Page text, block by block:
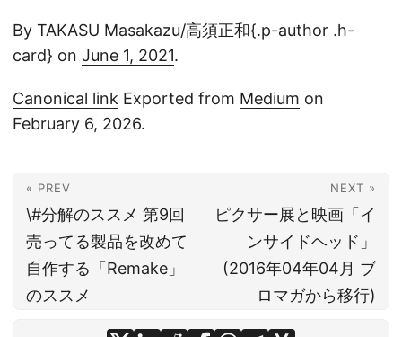
By TAKASU Masakazu/高須正和{.p-author .h-
card} on June 1, 2021.
Canonical link Exported from Medium on
February 6, 2026.
« PREV
\#分解のススメ 第9回
売ってる製品を改めて
自作する「Remake」
のススメ
NEXT »
ピクサー展と映画「イ
ンサイドヘッド」
(2016年04年04月 ブ
ロマガから移行)